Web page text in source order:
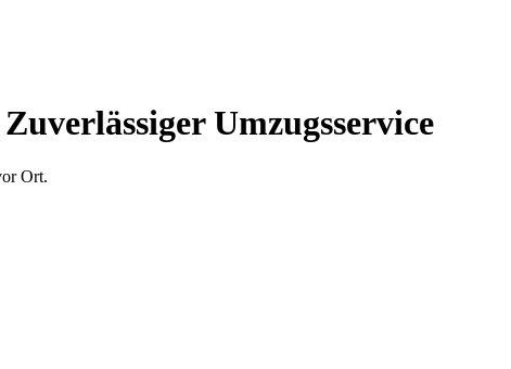
Umzugsservice
Ort.